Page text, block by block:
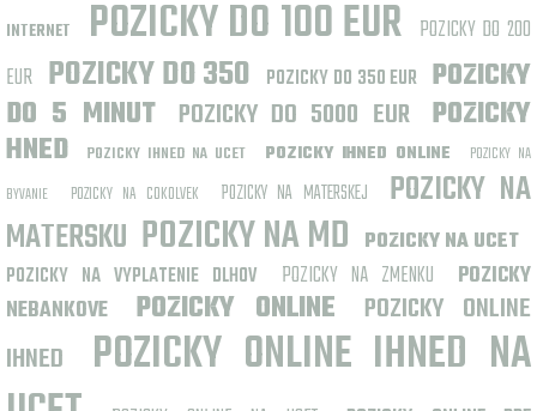
INTERNET POZICKY DO 100 EUR POZICKY DO 200
EUR POZICKY DO 350 POZICKY DO 350 EUR POZICKY
DO 5 MINUT POZICKY DO 5000 EUR POZICKY
HNED
POZICKY IHNED NA UCET POZICKY IHNED ONLINE
POZICKY NA
BYVANIE
POZICKY NA COKOLVEK POZICKY NA MATERSKEJ
POZICKY NA
MATERSKU POZICKY NA MD POZICKY NA UCET
POZICKY NA VYPLATENIE DLHOV
POZICKY NA ZMENKU
POZICKY
NEBANKOVE
POZICKY ONLINE
POZICKY ONLINE
IHNED
POZICKY ONLINE IHNED NA